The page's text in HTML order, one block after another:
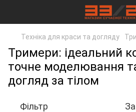
Техніка для краси та догляду
Тримери: ідеальний
точне моделювання
догляд за тілом
Фільтр